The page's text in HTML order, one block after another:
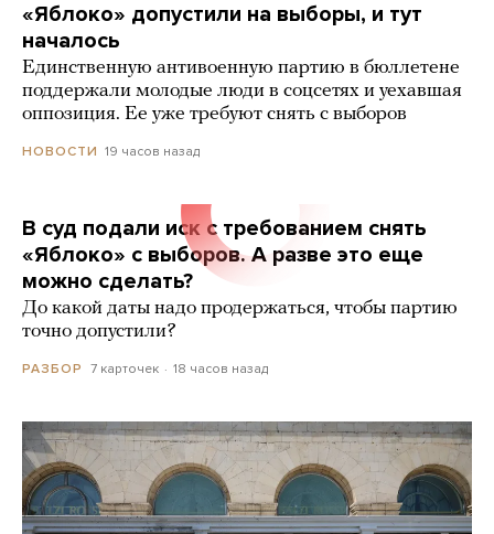
«Яблоко» допустили на выборы, и тут
началось
Единственную антивоенную партию в бюллетене
поддержали молодые люди в соцсетях и уехавшая
оппозиция. Ее уже требуют снять с выборов
НОВОСТИ 19 часов назад
В суд подали иск с требованием снять
«Яблоко» с выборов. А разве это еще
можно сделать?
До какой даты надо продержаться, чтобы партию
точно допустили?
РАЗБОР 7 карточек 18 часов назад